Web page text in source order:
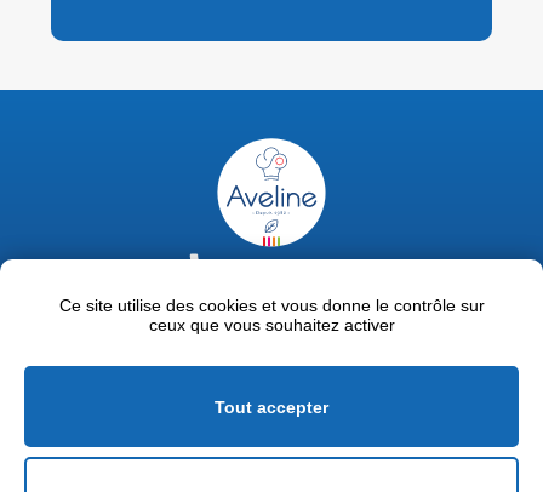
02 47 63 18 92
contact@avelinepro.fr
Mentions légales
Ce site utilise des cookies et vous donne le contrôle sur
ceux que vous souhaitez activer
Tout accepter